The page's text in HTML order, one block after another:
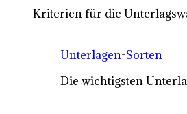
Kriterien für die
Unterlagen-Sorten
Die wichtigsten